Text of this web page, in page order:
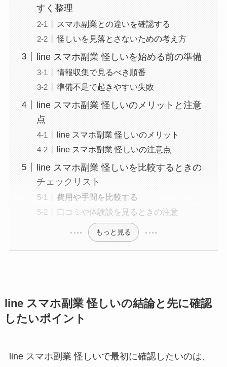
すく整理
スマホ副業との違いを確認する
怪しいを見落とさないための考え方
line スマホ副業 怪しいを始める前の準備
情報収集で見るべき順番
準備不足で起きやすい失敗
line スマホ副業 怪しいのメリットと注意
点
line スマホ副業 怪しいのメリット
line スマホ副業 怪しいの注意点
line スマホ副業 怪しいを比較するときの
チェックリスト
費用や手間を比較する
口コミや体験談を見るときの注意
もっと見る
line スマホ副業 怪しいの結論と先に確認
したいポイント
line スマホ副業 怪しいで最初に確認したいのは、